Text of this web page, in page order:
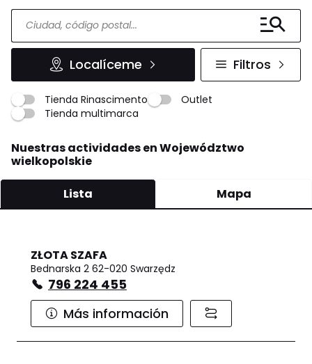
Localíceme Filtros
Tienda Rinascimento
Outlet
Tienda multimarca
Nuestras actividades en Województwo
wielkopolskie
Lista Mapa
ZŁOTA SZAFA
Bednarska 2 62-020 Swarzędz
796 224 455
Más información